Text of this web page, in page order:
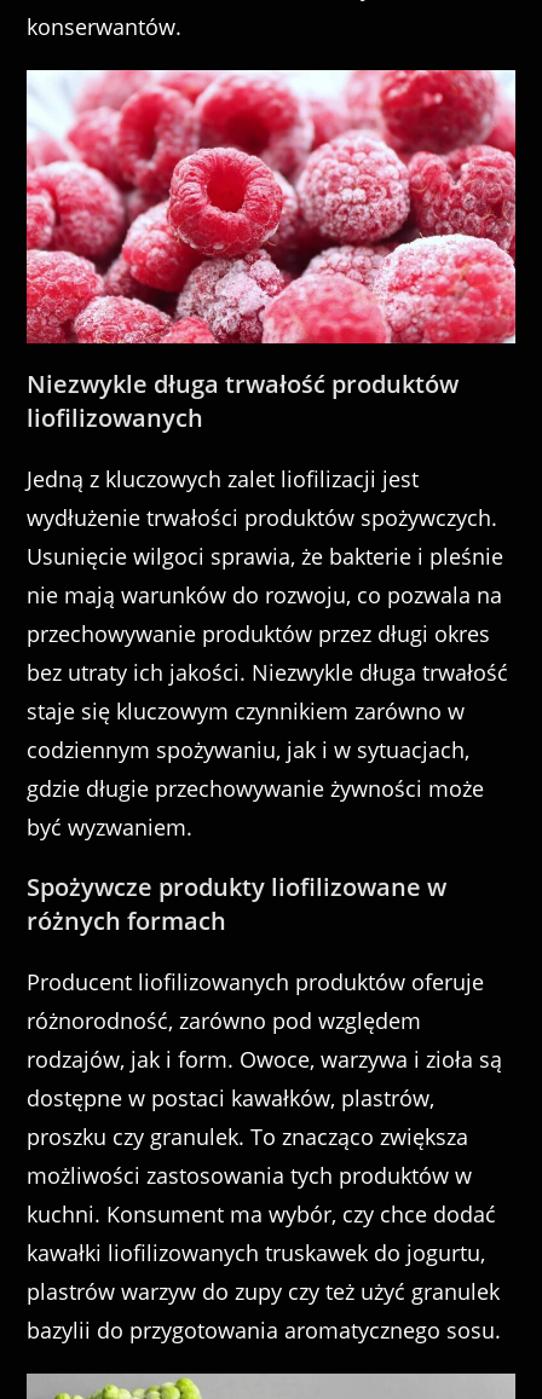
konserwantów.
Niezwykle długa trwałość produktów
liofilizowanych
Jedną z kluczowych zalet liofilizacji jest
wydłużenie trwałości produktów spożywczych.
Usunięcie wilgoci sprawia, że bakterie i pleśnie
nie mają warunków do rozwoju, co pozwala na
przechowywanie produktów przez długi okres
bez utraty ich jakości. Niezwykle długa trwałość
staje się kluczowym czynnikiem zarówno w
codziennym spożywaniu, jak i w sytuacjach,
gdzie długie przechowywanie żywności może
być wyzwaniem.
Spożywcze produkty liofilizowane w
różnych formach
Producent liofilizowanych produktów oferuje
różnorodność, zarówno pod względem
rodzajów, jak i form. Owoce, warzywa i zioła są
dostępne w postaci kawałków, plastrów,
proszku czy granulek. To znacząco zwiększa
możliwości zastosowania tych produktów w
kuchni. Konsument ma wybór, czy chce dodać
kawałki liofilizowanych truskawek do jogurtu,
plastrów warzyw do zupy czy też użyć granulek
bazylii do przygotowania aromatycznego sosu.